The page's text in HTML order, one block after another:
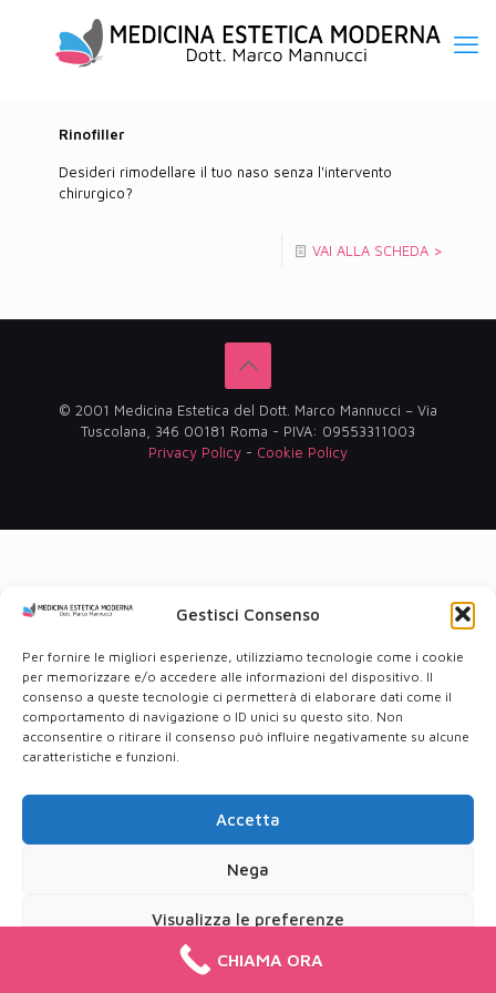
Gestisci Consenso
Per fornire le migliori esperienze, utilizziamo tecnologie come i cookie
per memorizzare e/o accedere alle informazioni del dispositivo. Il
consenso a queste tecnologie ci permetterà di elaborare dati come il
comportamento di navigazione o ID unici su questo sito. Non
acconsentire o ritirare il consenso può influire negativamente su alcune
caratteristiche e funzioni.
Accetta
Nega
Visualizza le preferenze
Cookie PolicyPrivacy Policy
Rinofiller
Desideri rimodellare il tuo naso senza l'intervento
chirurgico?
VAI ALLA SCHEDA >
© 2001 Medicina Estetica del Dott. Marco Mannucci – Via
Tuscolana, 346 00181 Roma - PIVA: 09553311003
Privacy Policy - Cookie Policy
CHIAMA ORA